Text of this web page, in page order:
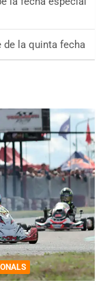
de la quinta fecha